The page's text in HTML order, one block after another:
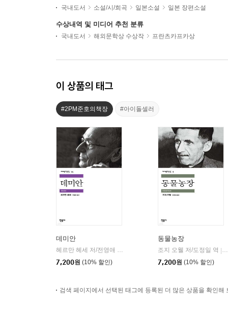
국내도서 소설/시/희곡 일본소설 일본 장편소설
수상내역 및 미디어 추천 분류
국내도서 해외문학상 수상작 프란츠카프카상
이 상품의 태그
#2PM준호의책장 #아이돌셀러
데미안
헤르만 헤세 저/전영애 역
7,200원 (10% 할인)
동물농장
조지 오웰 저/도정일 역
7,200원 (10% 할인)
검색 페이지에서 선택된 태그에 등록된 더 많은 상품을 확인해